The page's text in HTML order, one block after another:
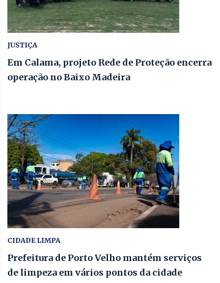
JUSTIÇA
Em Calama, projeto Rede de Proteção encerra
operação no Baixo Madeira
CIDADE LIMPA
Prefeitura de Porto Velho mantém serviços
de limpeza em vários pontos da cidade